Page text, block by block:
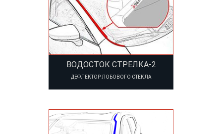
ВОДОСТОК СТРЕЛКА-2
ДЕФЛЕКТОР ЛОБОВОГО СТЕКЛА